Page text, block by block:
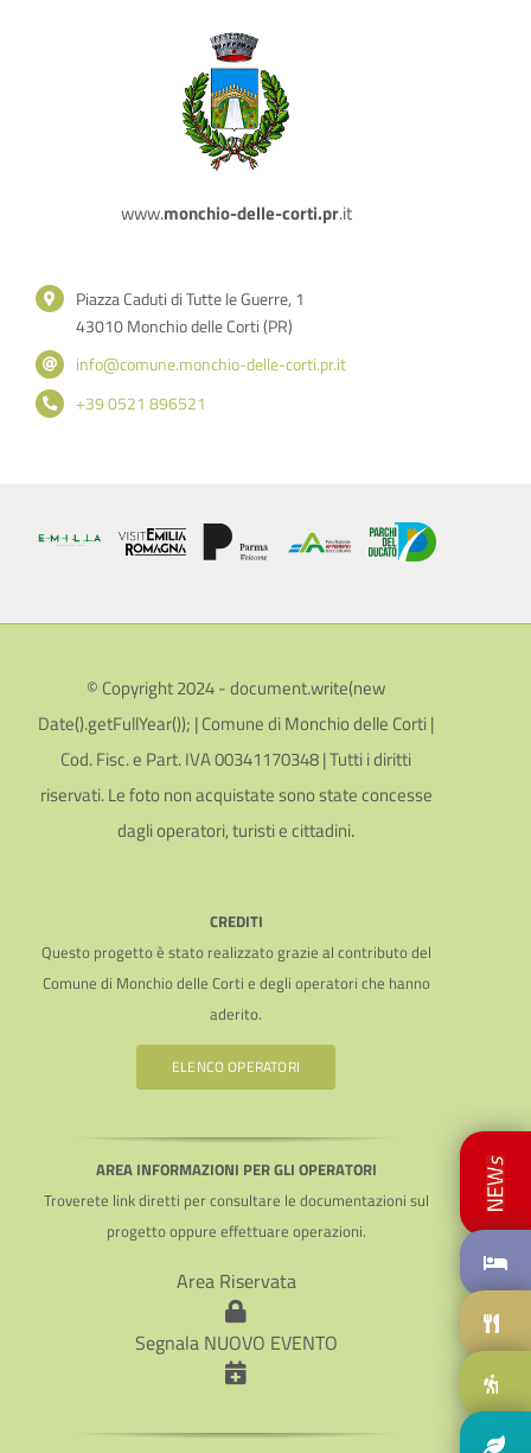
www.monchio-delle-corti.pr.it
Piazza Caduti di Tutte le Guerre, 1
43010 Monchio delle Corti (PR)
info@comune.monchio-delle-corti.pr.it
+39 0521 896521
© Copyright 2024 - document.write(new
Date().getFullYear()); | Comune di Monchio delle Corti |
Cod. Fisc. e Part. IVA 00341170348 | Tutti i diritti
riservati. Le foto non acquistate sono state concesse
dagli operatori, turisti e cittadini.
CREDITI
Questo progetto è stato realizzato grazie al contributo del
Comune di Monchio delle Corti e degli operatori che hanno
aderito.
ELENCO OPERATORI
AREA INFORMAZIONI PER GLI OPERATORI
Troverete link diretti per consultare le documentazioni sul
progetto oppure effettuare operazioni.
Area Riservata
Segnala NUOVO EVENTO